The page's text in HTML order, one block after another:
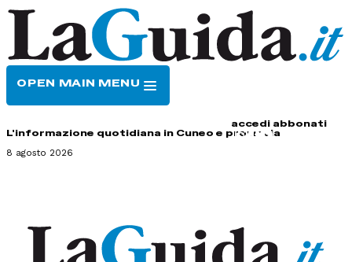
OPEN MAIN MENU
accedi abbonati
L'informazione quotidiana in Cuneo e provincia
8 agosto 2026